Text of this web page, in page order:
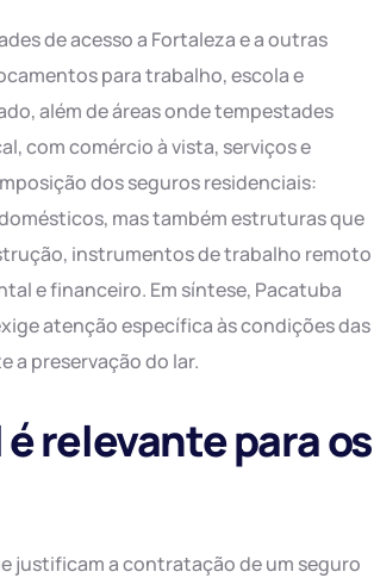
de acesso a Fortaleza e a outras
para trabalho, escola e
além de áreas onde tempestades
com comércio à vista, serviços e
dos seguros residenciais:
mas também estruturas que
instrumentos de trabalho remoto
e financeiro. Em síntese, Pacatuba
atenção específica às condições das
a preservação do lar.
relevante para os
justificam a contratação de um seguro